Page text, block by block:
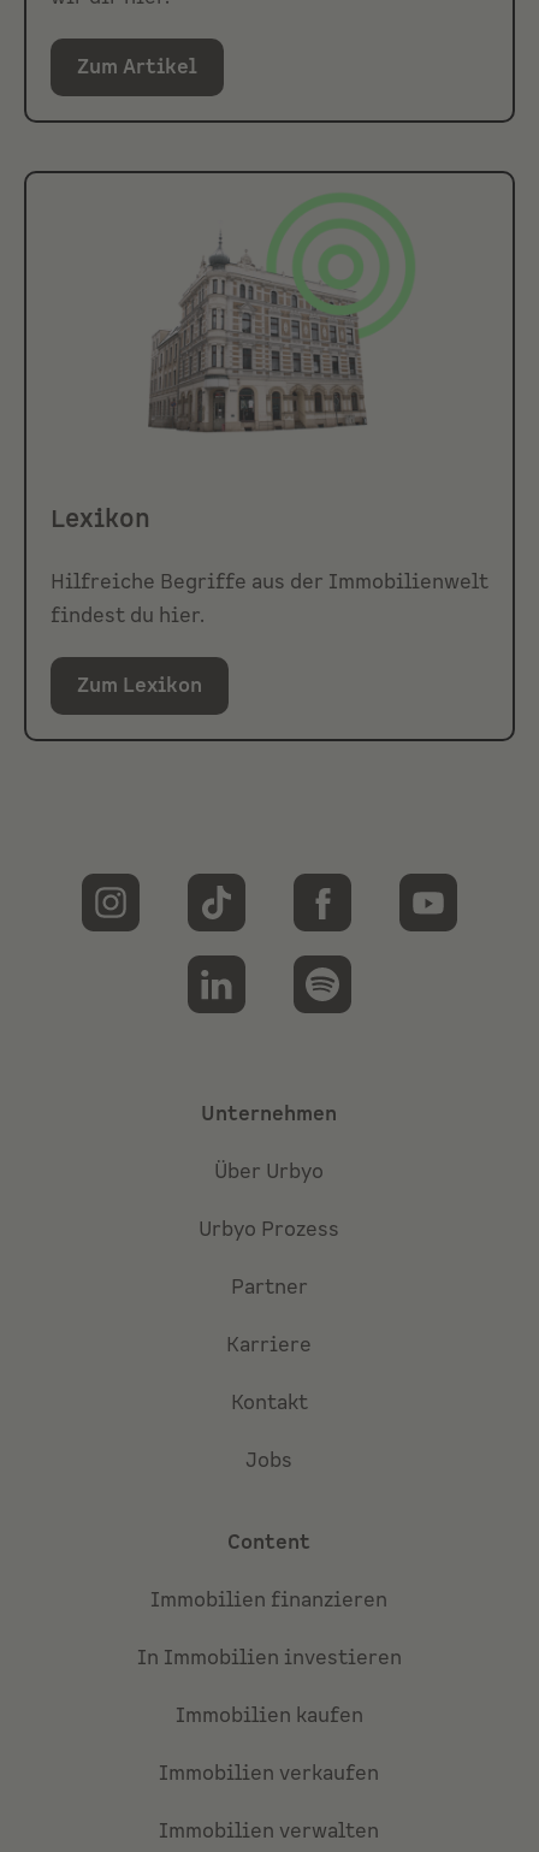
Zum Artikel
Lexikon
Hilfreiche Begriffe aus der Immobilienwelt
findest du hier.
Zum Lexikon
Unternehmen
Über Urbyo
Urbyo Prozess
Partner
Karriere
Kontakt
Jobs
Content
Immobilien finanzieren
In Immobilien investieren
Immobilien kaufen
Immobilien verkaufen
Immobilien verwalten